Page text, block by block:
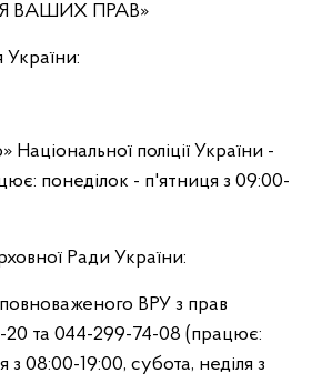
ВАШИХ ПРАВ»
України:
Національної поліції України -
понеділок - п'ятниця з 09:00-
Ради України:
ВРУ з прав
та 044-299-74-08 (працює:
з 08:00-19:00, субота, неділя з